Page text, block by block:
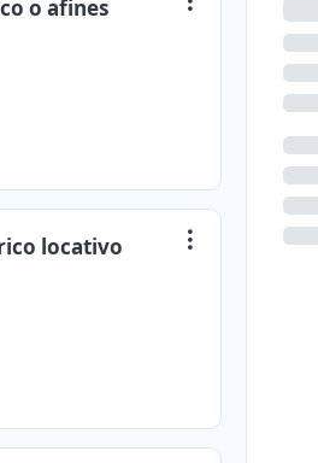
o afines
locativo